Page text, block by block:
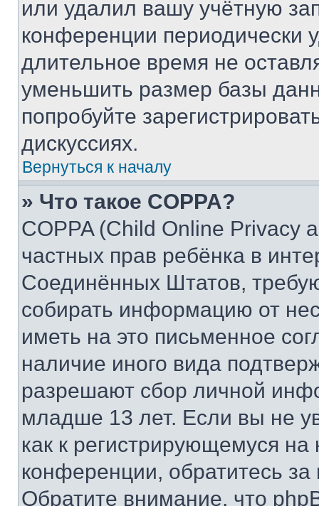
или удалил вашу учётную
конференции периодически
длительное время не
уменьшить размер базы
попробуйте
дискуссиях.
Вернуться к началу
» Что такое COPPA?
COPPA (Child Online Privacy
частных прав ребёнка в
Соединённых Штатов,
собирать информацию от
иметь на это письменное
наличие иного вида
разрешают сбор личной
младше 13 лет. Если вы не
как к регистрирующемуся
конференции, обратитесь
Обратите внимание, что